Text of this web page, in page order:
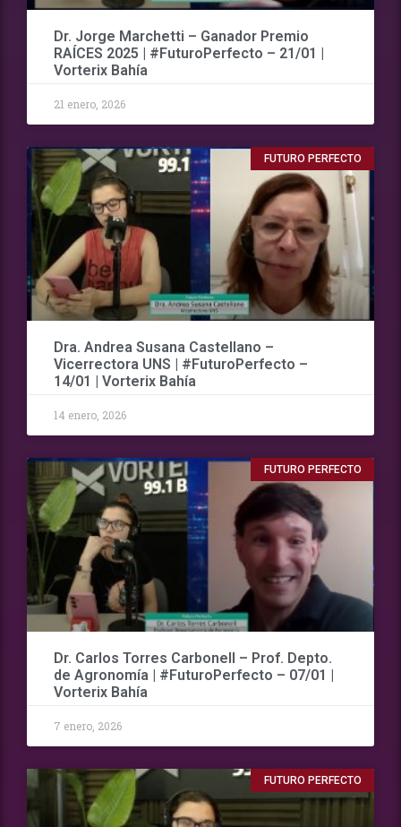
Dr. Jorge Marchetti – Ganador Premio
RAÍCES 2025 | #FuturoPerfecto – 21/01 |
Vorterix Bahía
21 enero, 2026
FUTURO PERFECTO
Dra. Andrea Susana Castellano –
Vicerrectora UNS | #FuturoPerfecto –
14/01 | Vorterix Bahía
14 enero, 2026
FUTURO PERFECTO
Dr. Carlos Torres Carbonell – Prof. Depto.
de Agronomía | #FuturoPerfecto – 07/01 |
Vorterix Bahía
7 enero, 2026
FUTURO PERFECTO